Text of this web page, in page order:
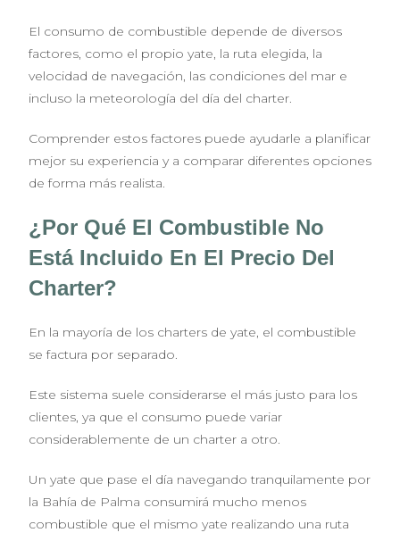
El consumo de combustible depende de diversos
factores, como el propio yate, la ruta elegida, la
velocidad de navegación, las condiciones del mar e
incluso la meteorología del día del charter.
Comprender estos factores puede ayudarle a planificar
mejor su experiencia y a comparar diferentes opciones
de forma más realista.
¿Por Qué El Combustible No
Está Incluido En El Precio Del
Charter?
En la mayoría de los charters de yate, el combustible
se factura por separado.
Este sistema suele considerarse el más justo para los
clientes, ya que el consumo puede variar
considerablemente de un charter a otro.
Un yate que pase el día navegando tranquilamente por
la Bahía de Palma consumirá mucho menos
combustible que el mismo yate realizando una ruta